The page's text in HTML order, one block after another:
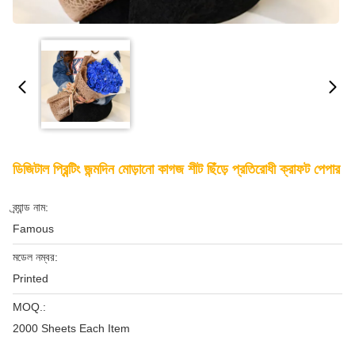
ডিজিটাল প্রিন্টিং জন্মদিন মোড়ানো কাগজ শীট ছিঁড়ে প্রতিরোধী ক্রাফট পেপার
ব্র্যান্ড নাম:
Famous
মডেল নম্বর:
Printed
MOQ.:
2000 Sheets Each Item